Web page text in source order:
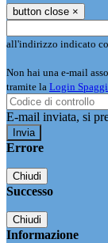
button close ×
all'indirizzo indicato
Non hai una e-mail
tramite la Login
E-mail inviata, si
Errore
Chiudi
Successo
Chiudi
Informazione